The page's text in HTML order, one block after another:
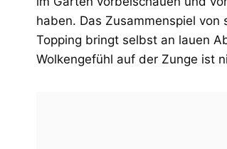
haben. Das Zusammenspiel
Topping bringt selbst an lauen
Wolkengefühl auf der Zunge ist